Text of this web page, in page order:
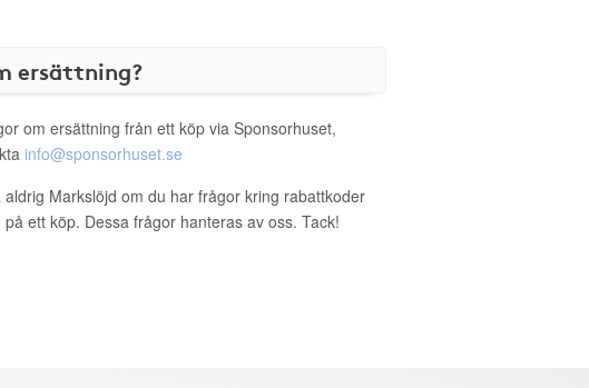
ersättning?
om ersättning från ett köp via Sponsorhuset,
info@sponsorhuset.se
aldrig Markslöjd om du har frågor kring rabattkoder
ett köp. Dessa frågor hanteras av oss. Tack!